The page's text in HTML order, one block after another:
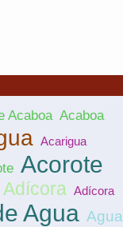
Acaboa Acaboa
Acarigua
Acorote
Adícora
Agua Agua